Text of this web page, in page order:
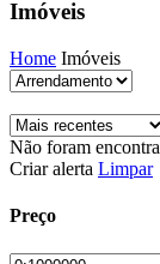
Imóveis
Home Imóveis
Não foram
Criar alerta Limpar
Preço